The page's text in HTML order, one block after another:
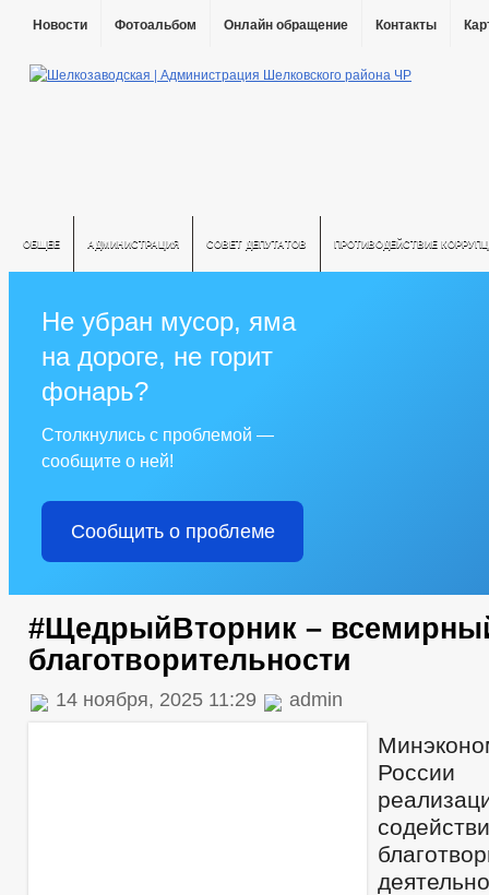
Новости Фотоальбом Онлайн обращение Контакты
ОБЩЕЕ АДМИНИСТРАЦИЯ СОВЕТ ДЕПУТАТОВ ПРОТИВОДЕЙСТВИЕ
Не убран мусор, яма
на дороге, не горит
фонарь?
Столкнулись с проблемой —
сообщите о ней!
Сообщить о проблеме
#ЩедрыйВторник –
благотворительности
14 ноября, 2025 11:29 admin